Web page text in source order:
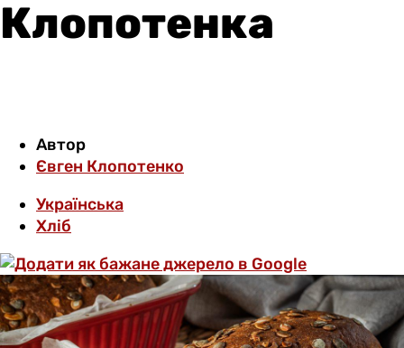
Клопотенка
Автор
Євген Клопотенко
Українська
Хліб